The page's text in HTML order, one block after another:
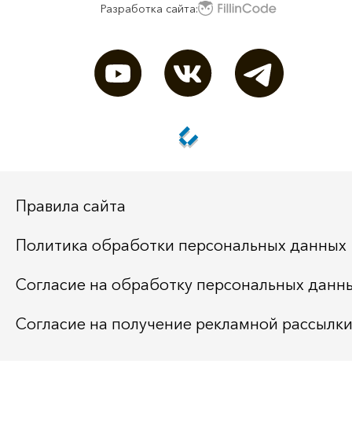
Разработка сайта:
Правила сайта
Политика обработки персональных данных
Согласие на обработку персональных
Согласие на получение рекламной рассылки